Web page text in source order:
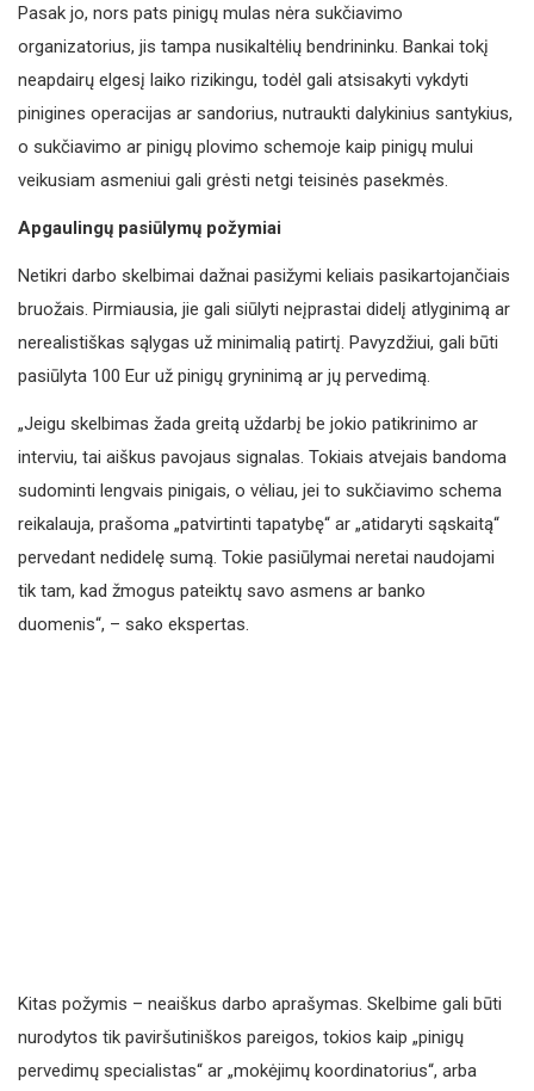
Pasak jo, nors pats pinigų mulas nėra sukčiavimo
organizatorius, jis tampa nusikaltėlių bendrininku. Bankai tokį
neapdairų elgesį laiko rizikingu, todėl gali atsisakyti vykdyti
pinigines operacijas ar sandorius, nutraukti dalykinius santykius,
o sukčiavimo ar pinigų plovimo schemoje kaip pinigų mului
veikusiam asmeniui gali grėsti netgi teisinės pasekmės.
Apgaulingų pasiūlymų požymiai
Netikri darbo skelbimai dažnai pasižymi keliais pasikartojančiais
bruožais. Pirmiausia, jie gali siūlyti neįprastai didelį atlyginimą ar
nerealistiškas sąlygas už minimalią patirtį. Pavyzdžiui, gali būti
pasiūlyta 100 Eur už pinigų gryninimą ar jų pervedimą.
„Jeigu skelbimas žada greitą uždarbį be jokio patikrinimo ar
interviu, tai aiškus pavojaus signalas. Tokiais atvejais bandoma
sudominti lengvais pinigais, o vėliau, jei to sukčiavimo schema
reikalauja, prašoma „patvirtinti tapatybę“ ar „atidaryti sąskaitą“
pervedant nedidelę sumą. Tokie pasiūlymai neretai naudojami
tik tam, kad žmogus pateiktų savo asmens ar banko
duomenis“, – sako ekspertas.
Kitas požymis – neaiškus darbo aprašymas. Skelbime gali būti
nurodytos tik paviršutiniškos pareigos, tokios kaip „pinigų
pervedimų specialistas“ ar „mokėjimų koordinatorius“, arba